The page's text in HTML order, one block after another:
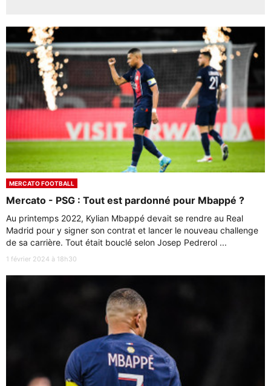
MERCATO FOOTBALL
Mercato - PSG : Tout est pardonné pour Mbappé ?
Au printemps 2022, Kylian Mbappé devait se rendre au Real
Madrid pour y signer son contrat et lancer le nouveau challenge
de sa carrière. Tout était bouclé selon Josep Pedrerol ...
1 février 2024 à 18h30